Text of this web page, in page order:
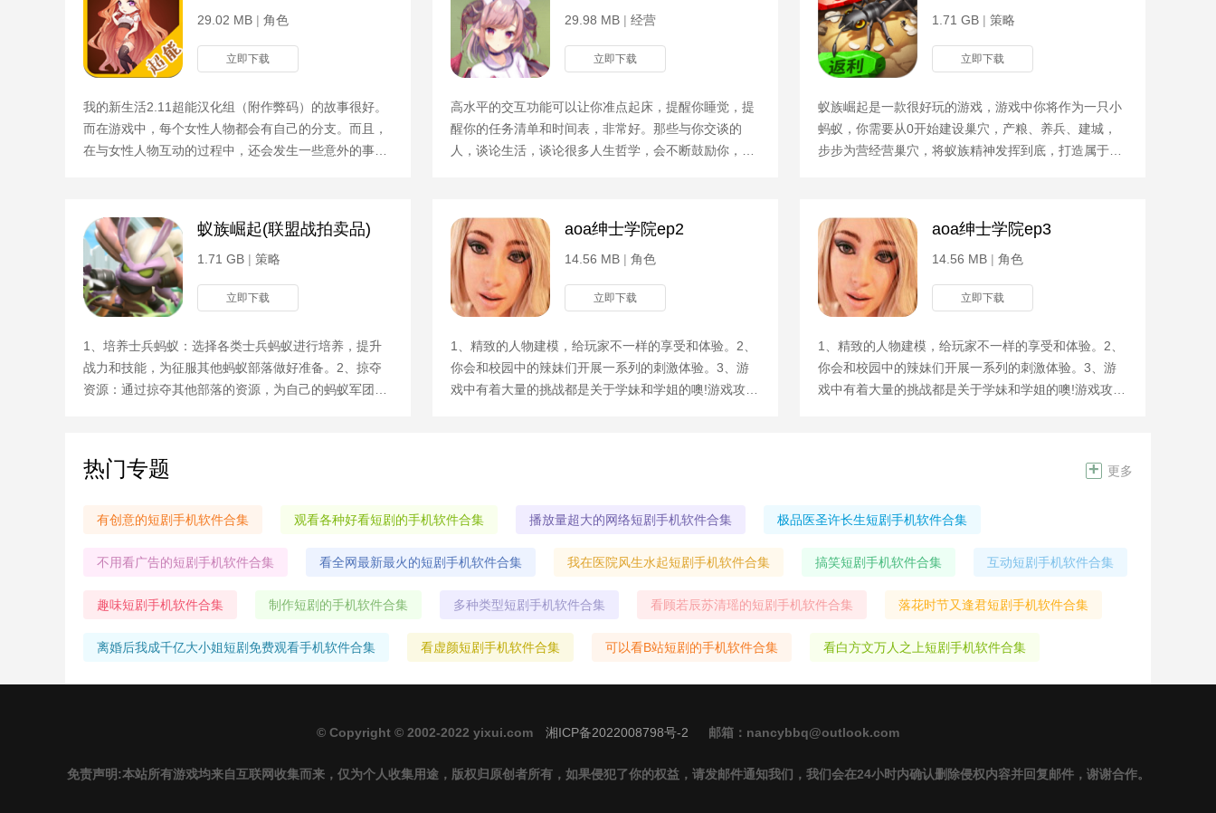
29.02 MB | 角色
立即下载
我的新生活2.11超能汉化组（附作弊码）的故事很好。
而在游戏中，每个女性人物都会有自己的分支。而且，
在与女性人物互动的过程中，还会发生一些意外的事
29.98 MB | 经营
立即下载
高水平的交互功能可以让你准点起床，提醒你睡觉，提
醒你的任务清单和时间表，非常好。那些与你交谈的
人，谈论生活，谈论很多人生哲学，会不断鼓励你，让
1.71 GB | 策略
立即下载
蚁族崛起是一款很好玩的游戏，游戏中你将作为一只小
蚂蚁，你需要从0开始建设巢穴，产粮、养兵、建城，
步步为营经营巢穴，将蚁族精神发挥到底，打造属于你
蚁族崛起(联盟战拍卖品)
1.71 GB | 策略
立即下载
1、培养士兵蚂蚁：选择各类士兵蚂蚁进行培养，提升
战力和技能，为征服其他蚂蚁部落做好准备。2、掠夺
资源：通过掠夺其他部落的资源，为自己的蚂蚁军团提
aoa绅士学院ep2
14.56 MB | 角色
立即下载
1、精致的人物建模，给玩家不一样的享受和体验。2、
你会和校园中的辣妹们开展一系列的刺激体验。3、游
戏中有着大量的挑战都是关于学妹和学姐的噢!游戏攻略
aoa绅士学院ep3
14.56 MB | 角色
立即下载
1、精致的人物建模，给玩家不一样的享受和体验。2、
你会和校园中的辣妹们开展一系列的刺激体验。3、游
戏中有着大量的挑战都是关于学妹和学姐的噢!游戏攻略
热门专题 + 更多
有创意的短剧手机软件合集 观看各种好看短剧的手机软件合集 播放量超大的网络短剧手机软件合集 极品医圣许长生短剧手机软件合集
不用看广告的短剧手机软件合集 看全网最新最火的短剧手机软件合集 我在医院风生水起短剧手机软件合集 搞笑短剧手机软件合集 互动短剧手机软件合集
趣味短剧手机软件合集 制作短剧的手机软件合集 多种类型短剧手机软件合集 看顾若辰苏清瑶的短剧手机软件合集 落花时节又逢君短剧手机软件合集
离婚后我成千亿大小姐短剧免费观看手机软件合集 看虚颜短剧手机软件合集 可以看B站短剧的手机软件合集 看白方文万人之上短剧手机软件合集
© Copyright © 2002-2022 yixui.com 湘ICP备2022008798号-2 邮箱：nancybbq@outlook.com
免责声明:本站所有游戏均来自互联网收集而来，仅为个人收集用途，版权归原创者所有，如果侵犯了你的权益，请发邮件通知我们，我们会在24小时内确认删除侵权内容并回复邮件，谢谢合作。